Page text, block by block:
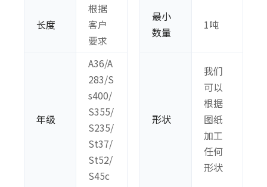
长度
根据
客户
要求
最小
数量
1吨
年级
A36/A
283/S
s400/
S355/
S235/
St37/
St52/
S45c
形状
我们
可以
根据
图纸
加工
任何
形状